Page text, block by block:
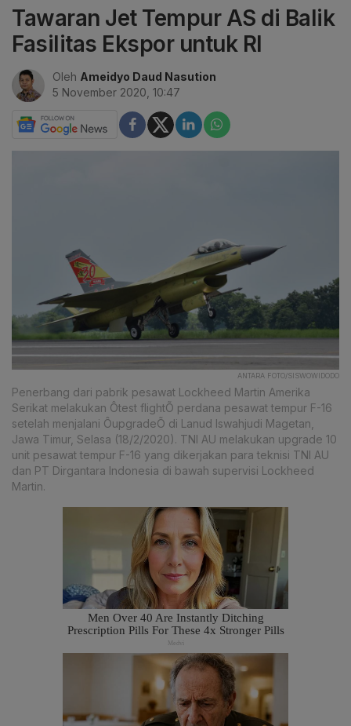
Tawaran Jet Tempur AS di Balik
Fasilitas Ekspor untuk RI
Oleh Ameidyo Daud Nasution
5 November 2020, 10:47
ANTARA FOTO/SISWOWIDODO
Penerbang dari pabrik pesawat Lockheed Martin Amerika
Serikat melakukan Ôtest flightÕ perdana pesawat tempur F-16
setelah menjalani ÔupgradeÕ di Lanud Iswahjudi Magetan,
Jawa Timur, Selasa (18/2/2020). TNI AU melakukan upgrade 10
unit pesawat tempur F-16 yang dikerjakan para teknisi TNI AU
dan PT Dirgantara Indonesia di bawah supervisi Lockheed
Martin.